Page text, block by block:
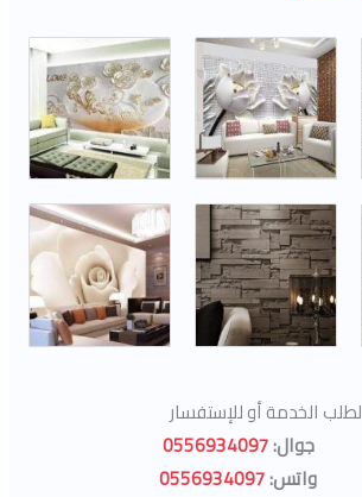
لطلب الخدمة أو للإستفسار
جوال:0556934097
واتس:0556934097